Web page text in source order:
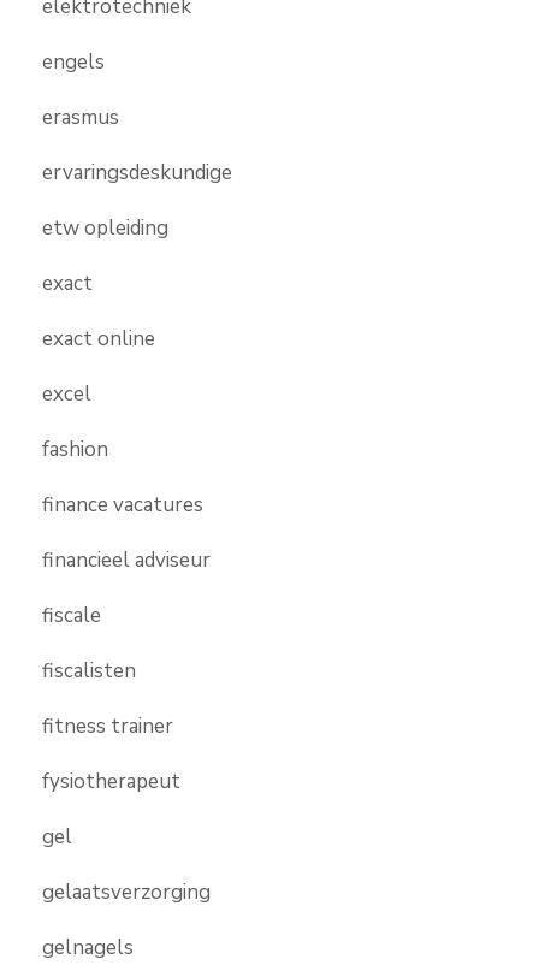
elektrotechniek
engels
erasmus
ervaringsdeskundige
etw opleiding
exact
exact online
excel
fashion
finance vacatures
financieel adviseur
fiscale
fiscalisten
fitness trainer
fysiotherapeut
gel
gelaatsverzorging
gelnagels